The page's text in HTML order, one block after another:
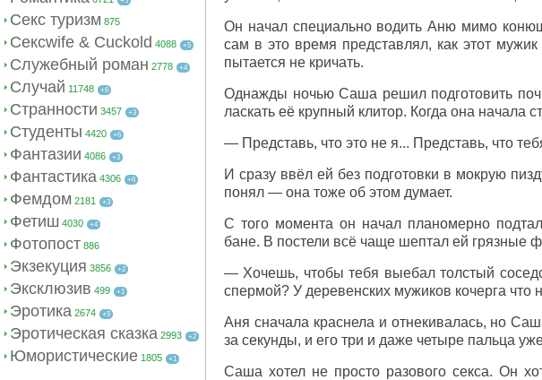
Секс туризм 875
Сексwife & Cuckold 4088 +5
Служебный роман 2778 +4
Случай 11748 +6
Странности 3457 +3
Студенты 4420 +6
Фантазии 4086 +3
Фантастика 4306 +6
Фемдом 2181 +3
Фетиш 4030 +4
Фотопост 886
Экзекуция 3856 +2
Эксклюзив 499 +1
Эротика 2674 +9
Эротическая сказка 2993 +2
Юмористические 1805 +1
Он начал специально водить Аню мимо
сам в это время представлял, как этот
пытается не кричать.
Однажды ночью Саша решил подготовить
ласкать её крупный клитор. Когда она начала
— Представь, что это не я... Представь, что
И сразу ввёл ей без подготовки в мокрую
понял — она тоже об этом думает.
С того момента он начал планомерно
бане. В постели всё чаще шептал ей грязные
— Хочешь, чтобы тебя выебал толстый
спермой? У деревенских мужиков кочерга что
Аня сначала краснела и отнекивалась, но
за секунды, и его три и даже четыре пальца
Саша хотел не просто разового секса. Он